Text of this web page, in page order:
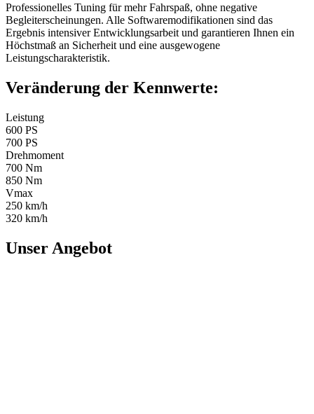
Professionelles Tuning für mehr Fahrspaß, ohne negative
Begleiterscheinungen. Alle Softwaremodifikationen sind das
Ergebnis intensiver Entwicklungsarbeit und garantieren Ihnen ein
Höchstmaß an Sicherheit und eine ausgewogene
Leistungscharakteristik.
Veränderung der Kennwerte:
Leistung
600 PS
700 PS
Drehmoment
700 Nm
850 Nm
Vmax
250 km/h
320 km/h
Unser Angebot